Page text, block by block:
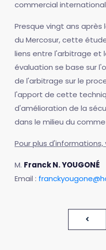
commercial
Presque vingt ans après
du Mercosur, cette
liens entre l'arbitrage
évaluation se base sur
de l'arbitrage sur le
l'apport de cette
d'amélioration de la
dans le milieu du
Pour plus
M. Franck N. YOUGONÉ
Email :